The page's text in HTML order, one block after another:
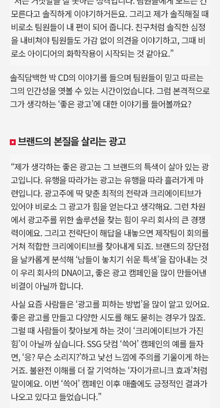
모른다고 솔직하게 이야기하거든요. 그리고 제가 솔직해질 때
비로소 팀원들이 내 편이 되어 줍니다. 친구처럼 솔직한 심정
을 내비쳐야 팀원들도 가감 없이 의견을 이야기하고, 그때 비
로소 아이디어의 화학작용이 시작되는 것 같아요.”
솔직담백한 박 CD의 이야기를 들으며 팀원들이 믿고 따르는
그의 인간성을 엿볼 수 있는 시간이었습니다. 그럼 본격적으로
그가 생각하는 ‘좋은 광고’에 대한 이야기를 들어볼까요?
브랜드의 본질을 살리는 광고
“제가 생각하는 좋은 광고는 그 브랜드의 특색이 살아 있는 광
고입니다. 유행을 따라가는 광고는 유행을 따라 흘러가게 마
련입니다. 광고주에 딱 맞춘 최적의 전략과 크리에이티브가
있어야 비로소 그 광고가 힘을 얻는다고 생각해요. 그런 차원
에서 광고주를 위한 솔루션을 찾는 힘이 우리 회사의 큰 경쟁
력이에요. 그리고 전략단이 해답을 내놓으면 제작팀이 회의를
거쳐 적합한 크리에이티브를 찾아내게 되죠. 브랜드의 장단점
을 날카롭게 분석해 ‘남들이 놓치기 쉬운 특색’을 잡아내는 것
이 우리 회사의 DNA이고, 좋은 광고 캠페인을 많이 만들어낸
비결이 아닐까 합니다.
사실 요즘 사람들은 ‘광고를 피하는 방법’을 많이 알고 있어요.
좋은 광고를 만들고 다양한 시도를 해도 묻히는 경우가 많죠.
그럴 때 사람들이 찾아보게 하는 것이 ‘크리에이티브가 가진
힘’이 아닐까 싶습니다. SSG 닷컴 ‘쓱어’ 캠페인의 예를 들자
면, ‘응? 무슨 소리지?’하고 낯선 느낌에 주의를 기울이게 하는
거죠. 불완전 이해를 더 잘 기억하는 ‘자이가르니크 효과’처럼
말이에요. 이번 ‘쓱어’ 캠페인 이후 매출에도 긍정적인 결과가
나오고 있다고 들었습니다.”